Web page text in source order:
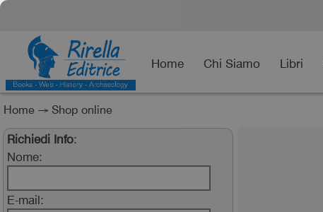
Home Chi Siamo Libri
Home → Shop online
Richiedi Info:
Nome:
E-mail: